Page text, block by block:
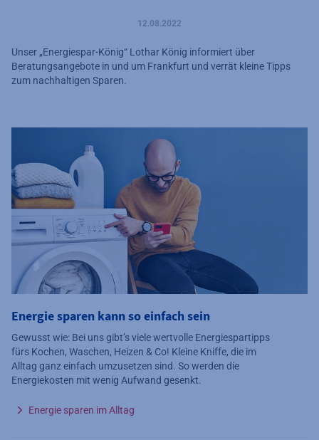
12.08.2022
Unser „Energiespar-König“ Lothar König informiert über
Beratungsangebote in und um Frankfurt und verrät kleine Tipps
zum nachhaltigen Sparen.
Energie sparen kann so einfach sein
Gewusst wie: Bei uns gibt’s viele wertvolle Energiespartipps
fürs Kochen, Waschen, Heizen & Co! Kleine Kniffe, die im
Alltag ganz einfach umzusetzen sind. So werden die
Energiekosten mit wenig Aufwand gesenkt.
Energie sparen im Alltag